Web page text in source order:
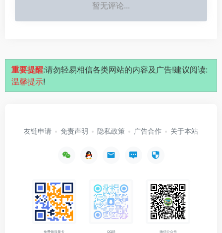
暂无评论...
重要提醒:请勿轻易相信各类网站的内容及广告!建议阅读:
温馨提示!
友链申请 免责声明 隐私政策 广告合作 关于本站
免费领流量卡 QQ群 微信公众号